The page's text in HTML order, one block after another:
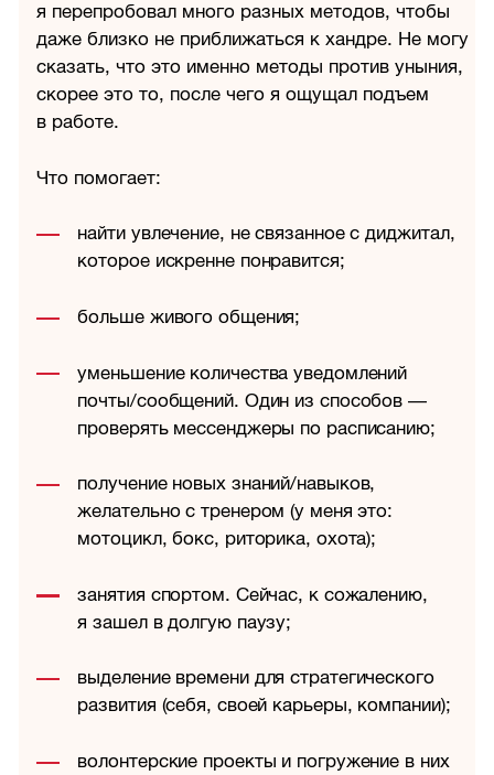
я перепробовал много разных методов, чтобы
даже близко не приближаться к хандре. Не могу
сказать, что это именно методы против уныния,
скорее это то, после чего я ощущал подъем
в работе.
Что помогает:
найти увлечение, не связанное с диджитал,
которое искренне понравится;
больше живого общения;
уменьшение количества уведомлений
почты/сообщений. Один из способов —
проверять мессенджеры по расписанию;
получение новых знаний/навыков,
желательно с тренером (у меня это:
мотоцикл, бокс, риторика, охота);
занятия спортом. Сейчас, к сожалению,
я зашел в долгую паузу;
выделение времени для стратегического
развития (себя, своей карьеры, компании);
волонтерские проекты и погружение в них